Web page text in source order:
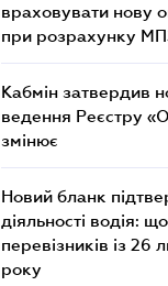
враховувати нову
при розрахунку
Кабмін затвердив
ведення Реєстру
змінює
Новий бланк
діяльності водія:
перевізників із 26
року